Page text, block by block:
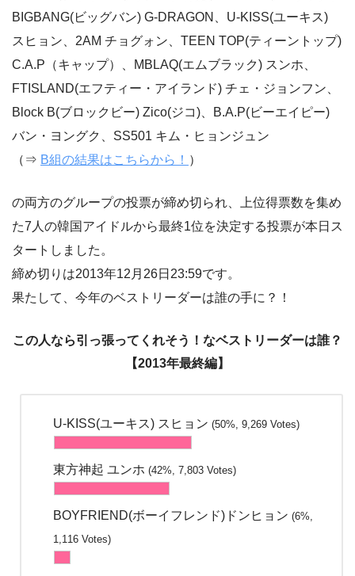
BIGBANG(ビッグバン) G-DRAGON、U-KISS(ユーキス)
スヒョン、2AM チョグォン、TEEN TOP(ティーントップ)
C.A.P（キャップ）、MBLAQ(エムブラック) スンホ、
FTISLAND(エフティー・アイランド) チェ・ジョンフン、
Block B(ブロックビー) Zico(ジコ)、B.A.P(ビーエイピー)
バン・ヨングク、SS501 キム・ヒョンジュン
（⇒ B組の結果はこちらから！ ）
の両方のグループの投票が締め切られ、上位得票数を集め
た7人の韓国アイドルから最終1位を決定する投票が本日ス
タートしました。
締め切りは2013年12月26日23:59です。
果たして、今年のベストリーダーは誰の手に？！
この人なら引っ張ってくれそう！なベストリーダーは誰？
【2013年最終編】
U-KISS(ユーキス) スヒョン (50%, 9,269 Votes)
東方神起 ユンホ (42%, 7,803 Votes)
BOYFRIEND(ボーイフレンド)ドンヒョン (6%,
1,116 Votes)